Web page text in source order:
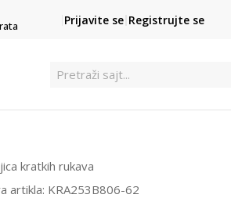
POZOVITE NAS
011 422 1422
Prijavite se Registrujte se
Pr
kratkih rukava
artikla: KRA253B806-62